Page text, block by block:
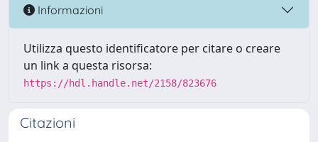
Informazioni
Utilizza questo identificatore per citare o creare
un link a questa risorsa:
https://hdl.handle.net/2158/823676
Citazioni